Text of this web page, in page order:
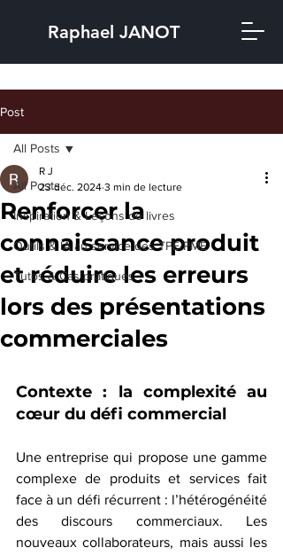
Raphael JANOT
Post
All Posts
Inspiration & Leçons de livres
Outils & IA au service des TPE/PME
Tutos & Cas pratiques
All Posts
Renforcer la
connaissance produit
et réduire les erreurs
lors des présentations
commerciales
R J
23 déc. 2024 3 min de lecture
Contexte : la complexité au
cœur du défi commercial
Une entreprise qui propose une gamme
complexe de produits et services fait
face à un défi récurrent : l’hétérogénéité
des discours commerciaux. Les
nouveaux collaborateurs, mais aussi les